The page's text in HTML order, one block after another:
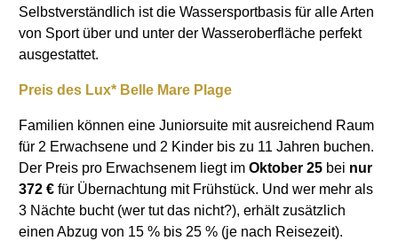
Selbstverständlich ist die Wassersportbasis für alle Arten
von Sport über und unter der Wasseroberfläche perfekt
ausgestattet.
Preis des Lux* Belle Mare Plage
Familien können eine Juniorsuite mit ausreichend Raum
für 2 Erwachsene und 2 Kinder bis zu 11 Jahren buchen.
Der Preis pro Erwachsenem liegt im Oktober 25 bei nur
372 € für Übernachtung mit Frühstück. Und wer mehr als
3 Nächte bucht (wer tut das nicht?), erhält zusätzlich
einen Abzug von 15 % bis 25 % (je nach Reisezeit).